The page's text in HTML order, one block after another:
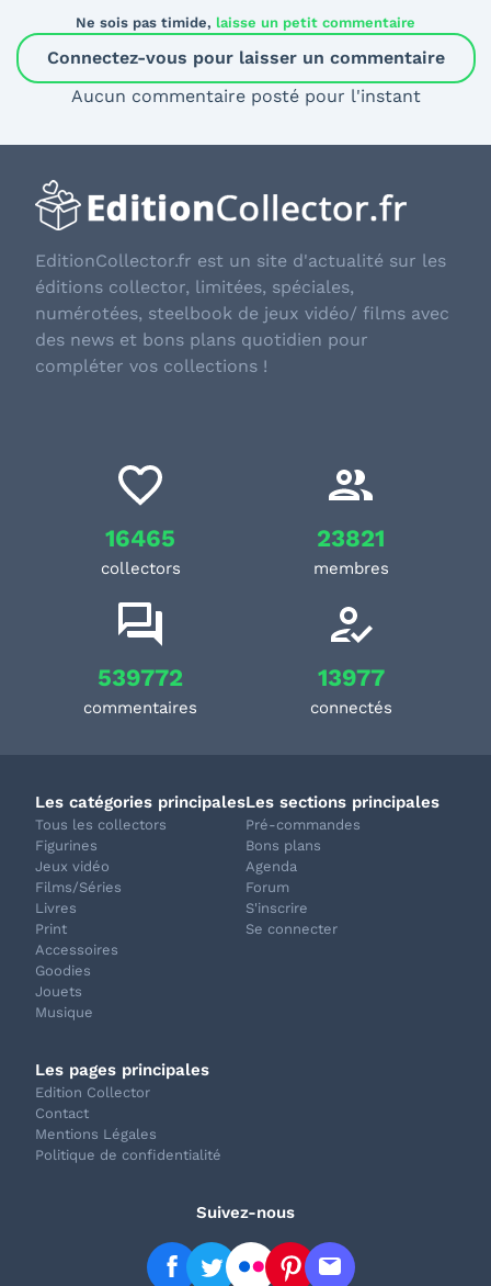
Ne sois pas timide, laisse un petit commentaire
Connectez-vous pour laisser un commentaire
Aucun commentaire posté pour l'instant
EditionCollector.fr est un site d'actualité sur les
éditions collector, limitées, spéciales,
numérotées, steelbook de jeux vidéo/ films avec
des news et bons plans quotidien pour
compléter vos collections !
16465
collectors
23821
membres
539772
commentaires
13977
connectés
Les catégories principales
Tous les collectors
Figurines
Jeux vidéo
Films/Séries
Livres
Print
Accessoires
Goodies
Jouets
Musique
Les sections principales
Pré-commandes
Bons plans
Agenda
Forum
S'inscrire
Se connecter
Les pages principales
Edition Collector
Contact
Mentions Légales
Politique de confidentialité
Suivez-nous